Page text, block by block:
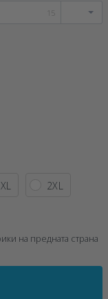
15
XL 2XL
на предната страна